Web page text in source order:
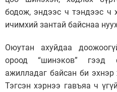
бодож, эндээс ч тэндээс ч
ичимхий зантай байснаа
Оюутан ахуйдаа
ороод “шинэков” гээд
ажилладаг байсан би
Тэгсэн хэрнээ гавъяа ч